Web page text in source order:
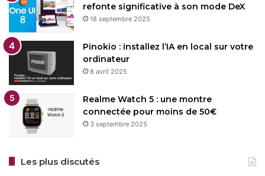
refonte significative à son mode DeX
18 septembre 2025
Pinokio : installez l’IA en local sur votre
ordinateur
8 avril 2025
Realme Watch 5 : une montre
connectée pour moins de 50€
3 septembre 2025
Les plus discutés